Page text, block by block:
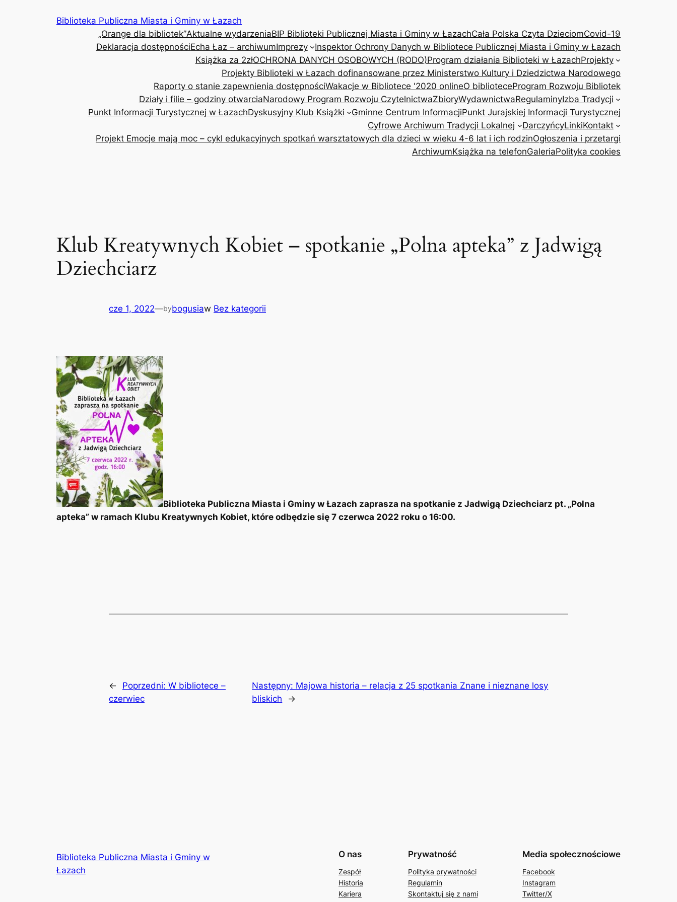
Biblioteka Publiczna Miasta i Gminy w Łazach
„Orange dla bibliotek”Aktualne wydarzeniaBIP Biblioteki Publicznej Miasta i Gminy w ŁazachCała Polska Czyta DzieciomCovid-19
Deklaracja dostępnościEcha Łaz – archiwumImprezy
Inspektor Ochrony Danych w Bibliotece Publicznej Miasta i Gminy w Łazach
Książka za 2złOCHRONA DANYCH OSOBOWYCH (RODO)Program działania Biblioteki w ŁazachProjekty
Projekty Biblioteki w Łazach dofinansowane przez Ministerstwo Kultury i Dziedzictwa Narodowego
Raporty o stanie zapewnienia dostępnościWakacje w Bibliotece '2020 onlineO biblioteceProgram Rozwoju Bibliotek
Działy i filie – godziny otwarciaNarodowy Program Rozwoju CzytelnictwaZbioryWydawnictwaRegulaminyIzba Tradycji
Punkt Informacji Turystycznej w ŁazachDyskusyjny Klub Książki Gminne Centrum InformacjiPunkt Jurajskiej Informacji Turystycznej
Cyfrowe Archiwum Tradycji Lokalnej
DarczyńcyLinkiKontakt
Projekt Emocje mają moc – cykl edukacyjnych spotkań warsztatowych dla dzieci w wieku 4-6 lat i ich rodzinOgłoszenia i przetargi
ArchiwumKsiążka na telefonGaleriaPolityka cookies
Klub Kreatywnych Kobiet – spotkanie „Polna apteka” z Jadwigą
Dziechciarz
cze 1, 2022—bybogusiaw Bez kategorii
Biblioteka Publiczna Miasta i Gminy w Łazach zaprasza na spotkanie z Jadwigą Dziechciarz pt. „Polna
apteka” w ramach Klubu Kreatywnych Kobiet, które odbędzie się 7 czerwca 2022 roku o 16:00.
← Poprzedni: W bibliotece –
czerwiec
Następny: Majowa historia – relacja z 25 spotkania Znane i nieznane losy
bliskich
→
Biblioteka Publiczna Miasta i Gminy w
Łazach
O nas
Zespół
Historia
Kariera
Prywatność
Polityka prywatności
Regulamin
Skontaktuj się z nami
Media społecznościowe
Facebook
Instagram
Twitter/X